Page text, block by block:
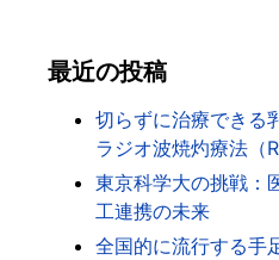
最近の投稿
切らずに治療できる
ラジオ波焼灼療法（
東京科学大の挑戦：
工連携の未来
全国的に流行する手